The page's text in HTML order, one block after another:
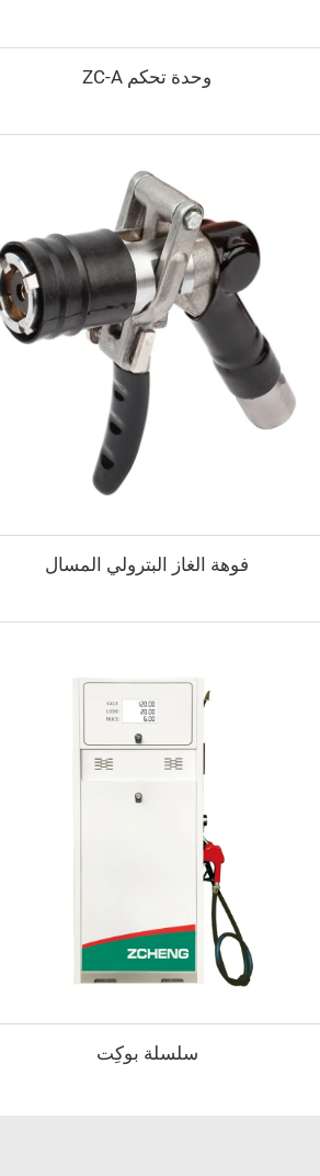
وحدة تحكم ZC-A
فوهة الغاز البترولي المسال
سلسلة بوكِت